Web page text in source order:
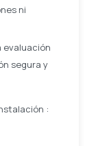
ni
evaluación
segura y
: